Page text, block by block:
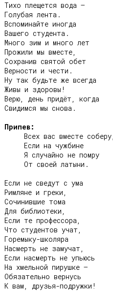
Тихо плещется вода –
Голубая лента.
Вспоминайте иногда
Вашего студента.
Много зим и много лет
Прожили мы вместе,
Сохранив святой обет
Верности и чести.
Hу так будьте же всегда
Живы и здоровы!
Верю, день придёт, когда
Свидимся мы снова.
Припев:
Если не сведут с ума
Римляне и греки,
Сочинившие тома
Для библиотеки,
Если те профессора,
Что студентов учат,
Горемыку-школяра
Насмерть не замучат,
Если насмерть не упьюсь
На хмельной пирушке –
Обязательно вернусь
К вам, друзья-подружки!